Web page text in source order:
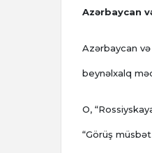
Azərbaycan
Azərbaycan
beynəlxalq
O,
“Görüş